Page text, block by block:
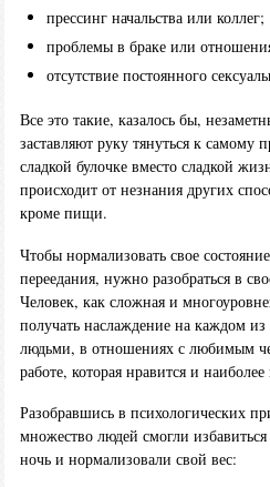
прессинг начальства или коллег;
проблемы в браке или
отсутствие постоянного
Все это такие, казалось бы,
заставляют руку тянуться к
сладкой булочке вместо сладкой
происходит от незнания других
кроме пищи.
Чтобы нормализовать свое
переедания, нужно разобраться в
Человек, как сложная и
получать наслаждение на каждом
людьми, в отношениях с любимым
работе, которая нравится и
Разобравшись в психологических
множество людей смогли
ночь и нормализовали свой вес: